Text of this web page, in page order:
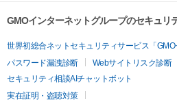
GMOインターネットグループのセキュリ
世界初総合ネットセキュリティサービス「GMO
パスワード漏洩診断
Webサイトリスク診断
セキュリティ相談AIチャットボット
実在証明・盗聴対策